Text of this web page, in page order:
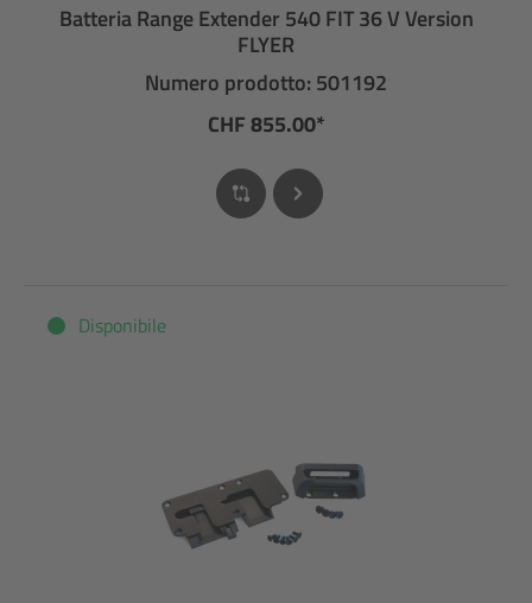
Batteria Range Extender 540 FIT 36 V Version
FLYER
Numero prodotto: 501192
CHF 855.00*
Disponibile